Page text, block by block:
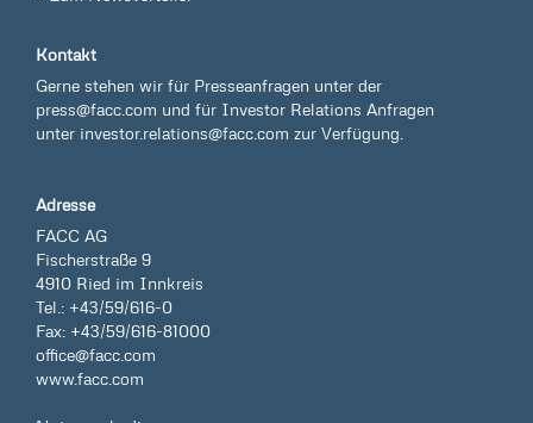
Kontakt
Gerne stehen wir für Presseanfragen unter der
press@facc.com und für Investor Relations Anfragen
unter investor.relations@facc.com zur Verfügung.
Adresse
FACC AG
Fischerstraße 9
4910 Ried im Innkreis
Tel.: +43/59/616-0
Fax: +43/59/616-81000
office@facc.com
www.facc.com